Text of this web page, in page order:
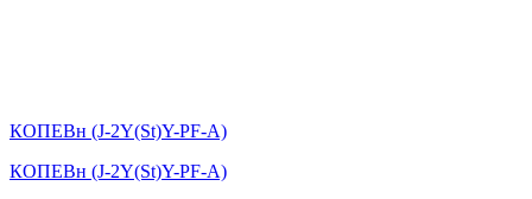
КОПЕВн (J-2Y(St)Y-PF-А)
КОПЕВн (J-2Y(St)Y-PF-А)